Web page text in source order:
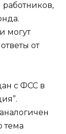
могут
от
с ФСС в
тема